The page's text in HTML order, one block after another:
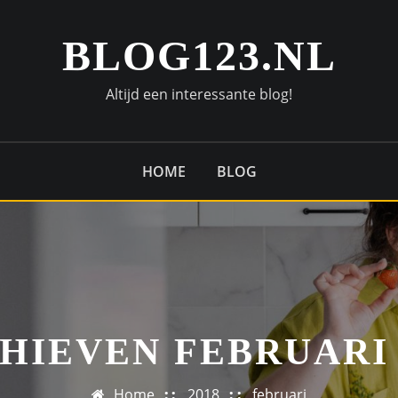
BLOG123.NL
Altijd een interessante blog!
HOME BLOG
FEBRUARI